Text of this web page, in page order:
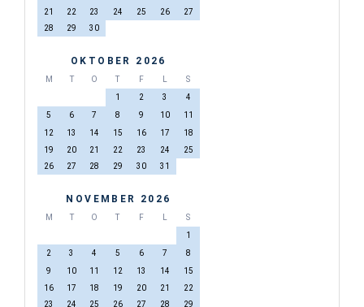
21
22 23 24 25 26
27
28
29 30
OKTOBER 2026
M T O T F
S
1
2 3
4
5
6 7 8 9 10
11
12
13 14 15 16 17
18
19
20 21 22 23 24
25
26
27 28 29 30 31
NOVEMBER 2026
M T O T F
S
1
2
3 4 5 6 7
8
9
10 11 12 13 14
15
16
17 18 19 20 21
22
23
24 25 26 27 28
29